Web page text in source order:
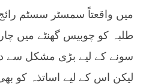
میں واقعتاً سمسٹر سسٹم
طلبہ کو چوبیس گھنٹے میں
سونے کے لیے بڑی مشکل سے
لیکن اس کے لیے اساتذہ کو